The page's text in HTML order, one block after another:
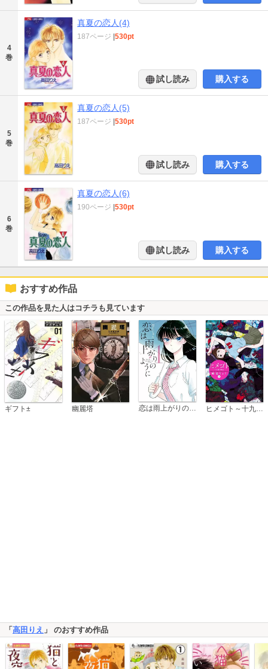
4
巻
真夏の恋人(4)
187ページ 530pt
試し読み 購入する
5
巻
真夏の恋人(5)
187ページ 530pt
試し読み 購入する
6
巻
真夏の恋人(6)
190ページ 530pt
試し読み 購入する
おすすめ作品
この作品を見た人はコチラも見ています
ギフト± 幽麗塔 恋は雨上がりのように
「 高田りえ 」 のおすすめ作品